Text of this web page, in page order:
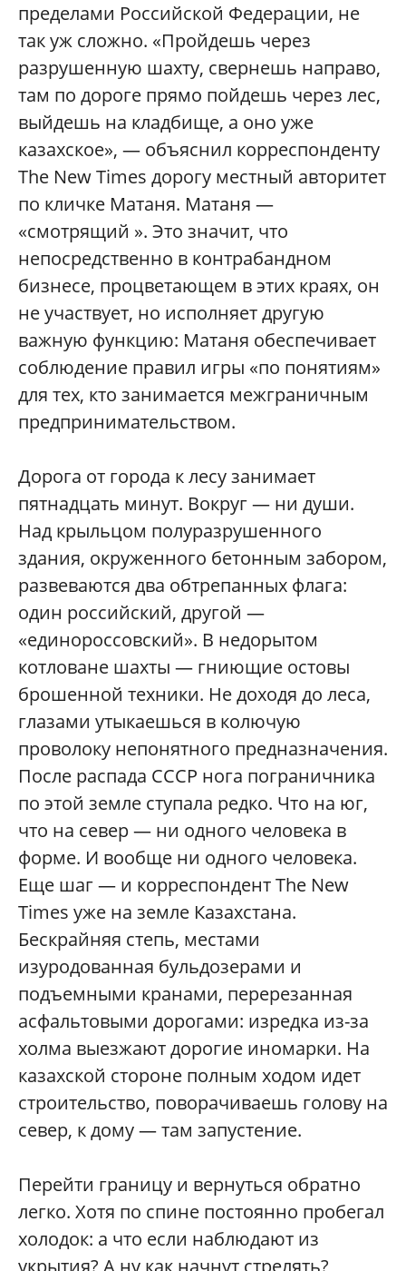
пределами Российской Федерации, не
так уж сложно. «Пройдешь через
разрушенную шахту, свернешь направо,
там по дороге прямо пойдешь через лес,
выйдешь на кладбище, а оно уже
казахское», — объяснил корреспонденту
The New Times дорогу местный авторитет
по кличке Матаня. Матаня —
«смотрящий ». Это значит, что
непосредственно в контрабандном
бизнесе, процветающем в этих краях, он
не участвует, но исполняет другую
важную функцию: Матаня обеспечивает
соблюдение правил игры «по понятиям»
для тех, кто занимается межграничным
предпринимательством.
Дорога от города к лесу занимает
пятнадцать минут. Вокруг — ни души.
Над крыльцом полуразрушенного
здания, окруженного бетонным забором,
развеваются два обтрепанных флага:
один российский, другой —
«единороссовский». В недорытом
котловане шахты — гниющие остовы
брошенной техники. Не доходя до леса,
глазами утыкаешься в колючую
проволоку непонятного предназначения.
После распада СССР нога пограничника
по этой земле ступала редко. Что на юг,
что на север — ни одного человека в
форме. И вообще ни одного человека.
Еще шаг — и корреспондент The New
Times уже на земле Казахстана.
Бескрайняя степь, местами
изуродованная бульдозерами и
подъемными кранами, перерезанная
асфальтовыми дорогами: изредка из-за
холма выезжают дорогие иномарки. На
казахской стороне полным ходом идет
строительство, поворачиваешь голову на
север, к дому — там запустение.
Перейти границу и вернуться обратно
легко. Хотя по спине постоянно пробегал
холодок: а что если наблюдают из